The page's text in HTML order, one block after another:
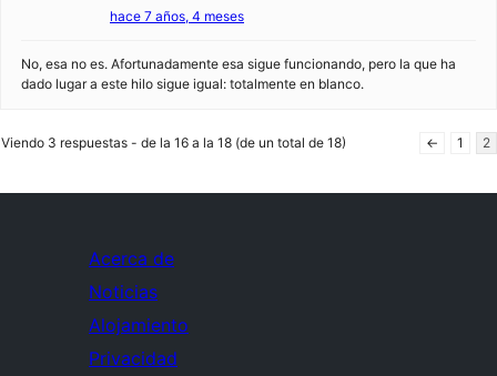
hace 7 años, 4 meses
No, esa no es. Afortunadamente esa sigue funcionando, pero la que ha
dado lugar a este hilo sigue igual: totalmente en blanco.
Viendo 3 respuestas - de la 16 a la 18 (de un total de 18) ← 1 2
Acerca de
Noticias
Alojamiento
Privacidad